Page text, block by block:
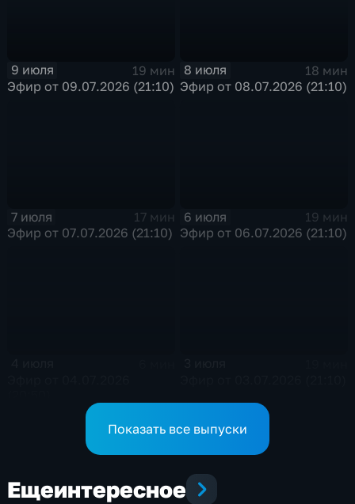
9 июля
19 мин
Эфир от 09.07.2026 (21:10)
8 июля
18 мин
Эфир от 08.07.2026 (21:10)
7 июля
17 мин
Эфир от 07.07.2026 (21:10)
6 июля
19 мин
Эфир от 06.07.2026 (21:10)
Показать все выпуски
Ещеинтересное